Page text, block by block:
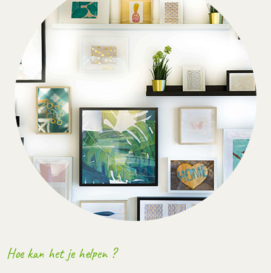
Hoe kan het je helpen ?